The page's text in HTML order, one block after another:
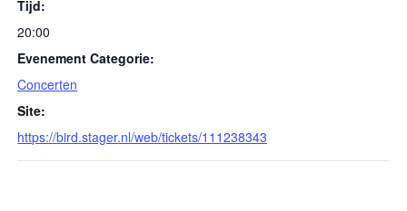
Tijd:
20:00
Evenement Categorie:
Concerten
Site:
https://bird.stager.nl/web/tickets/111238343